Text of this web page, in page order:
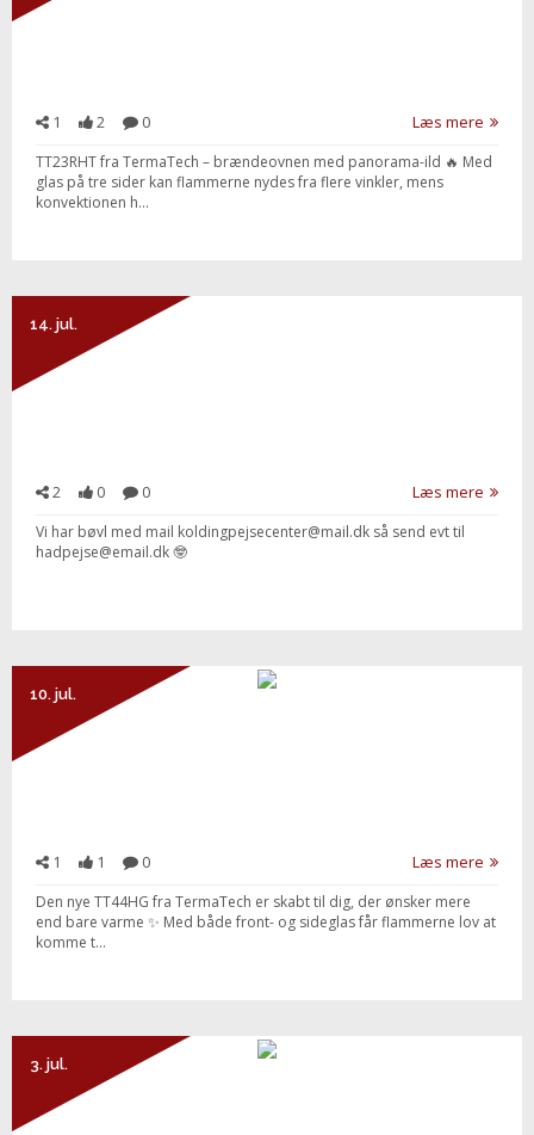
1 2 0 Læs mere
TT23RHT fra TermaTech – brændeovnen med panorama-ild 🔥 Med
glas på tre sider kan flammerne nydes fra flere vinkler, mens
konvektionen h...
14. jul.
2 0 0 Læs mere
Vi har bøvl med mail koldingpejsecenter@mail.dk så send evt til
hadpejse@email.dk 🤓
10. jul.
1 1 0 Læs mere
Den nye TT44HG fra TermaTech er skabt til dig, der ønsker mere
end bare varme ✨ Med både front- og sideglas får flammerne lov at
komme t...
3. jul.